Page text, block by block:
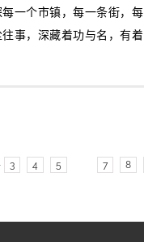
一个市镇，每一条街，每
事，深藏着功与名，有着
3 4 5 7 8